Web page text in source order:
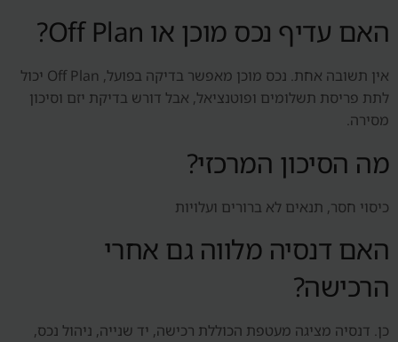
האם עדיף נכס מוכן או Off Plan?
אין תשובה אחת. נכס מוכן מאפשר בדיקה בפועל, Off Plan יכול
לתת פריסת תשלומים ופוטנציאל, אבל דורש בדיקת יזם וסיכון
מסירה.
מה הסיכון המרכזי?
כיסוי חסר, תנאים לא ברורים ועלויות
האם דנסיה מלווה גם אחרי
הרכישה?
כן. דנסיה מציגה מעטפת הכוללת רכישה, יד שנייה, ניהול נכס,